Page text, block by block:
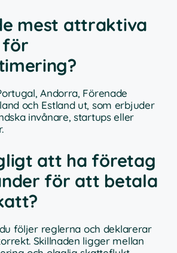
mest attraktiva
för
Andorra, Förenade
och Estland ut, som erbjuder
invånare, startups eller
att ha företag
för att betala
följer reglerna och deklarerar
Skillnaden ligger mellan